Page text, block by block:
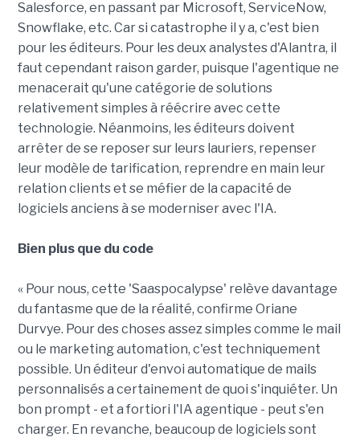
Salesforce, en passant par Microsoft, ServiceNow,
Snowflake, etc. Car si catastrophe il y a, c'est bien
pour les éditeurs. Pour les deux analystes d'Alantra, il
faut cependant raison garder, puisque l'agentique ne
menacerait qu'une catégorie de solutions
relativement simples à réécrire avec cette
technologie. Néanmoins, les éditeurs doivent
arrêter de se reposer sur leurs lauriers, repenser
leur modèle de tarification, reprendre en main leur
relation clients et se méfier de la capacité de
logiciels anciens à se moderniser avec l'IA.
Bien plus que du code
« Pour nous, cette 'Saaspocalypse' relève davantage
du fantasme que de la réalité, confirme Oriane
Durvye. Pour des choses assez simples comme le mail
ou le marketing automation, c'est techniquement
possible. Un éditeur d'envoi automatique de mails
personnalisés a certainement de quoi s'inquiéter. Un
bon prompt - et a fortiori l'IA agentique - peut s'en
charger. En revanche, beaucoup de logiciels sont